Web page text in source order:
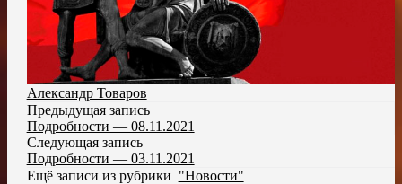
Александр Товаров
Предыдущая запись
Подробности — 08.11.2021
Следующая запись
Подробности — 03.11.2021
Ещё записи из рубрики "Новости"